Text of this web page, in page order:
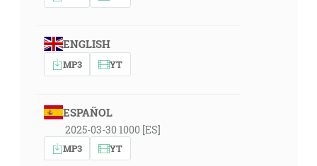
ENGLISH
MP3 YT
ESPAÑOL
2025-03-30 1000 [ES]
MP3 YT